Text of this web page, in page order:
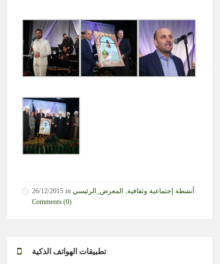
26/12/2015 in أنشطة إجتماعية وثقافية
المعرض_الرئيسي
Comments (0)
تطبيقات الهواتف الذكية